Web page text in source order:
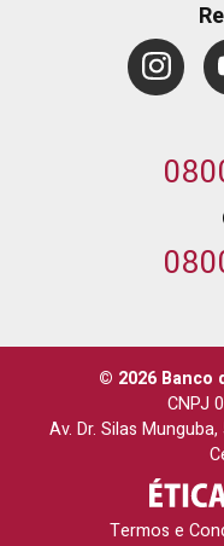
© 2026 Banco
CNPJ
Av. Dr. Silas Munguba,
Termos e